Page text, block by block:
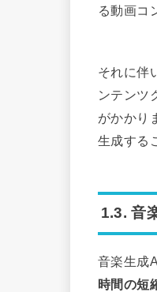
る動画コ
それに伴
ンテンツ
がかかり
生成する
1.3. 音
音楽生成
時間の短